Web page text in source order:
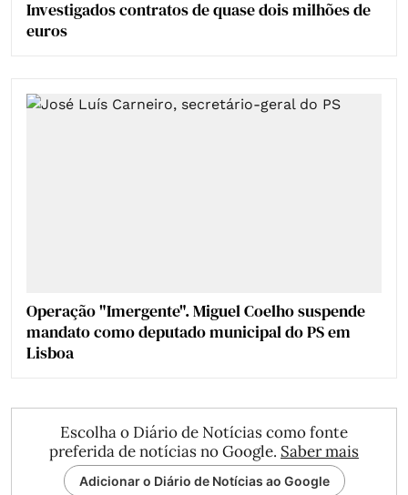
Investigados contratos de quase dois milhões de
euros
Operação "Imergente". Miguel Coelho suspende
mandato como deputado municipal do PS em
Lisboa
Escolha o Diário de Notícias como fonte
preferida de notícias no Google. Saber mais
Adicionar o Diário de Notícias ao Google